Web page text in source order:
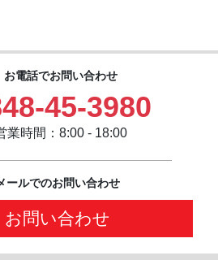
お電話でお問い合わせ
45-3980
業時間：8:00 - 18:00
ールでのお問い合わせ
お問い合わせ